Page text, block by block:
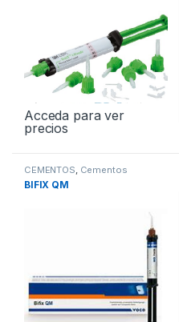
Acceda para ver
precios
CEMENTOS, Cementos
Definitivos
BIFIX QM